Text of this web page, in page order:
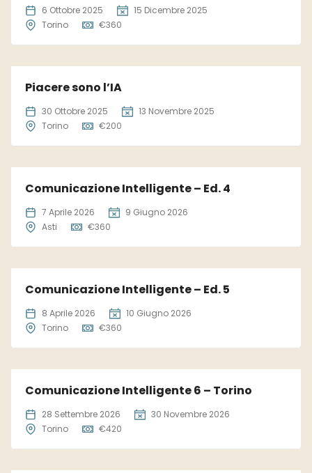
6 Ottobre 2025
15 Dicembre 2025
Torino
€360
Piacere sono l’IA
30 Ottobre 2025
13 Novembre 2025
Torino
€200
Comunicazione Intelligente – Ed. 4
7 Aprile 2026
9 Giugno 2026
Asti
€360
Comunicazione Intelligente – Ed. 5
8 Aprile 2026
10 Giugno 2026
Torino
€360
Comunicazione Intelligente 6 – Torino
28 Settembre 2026
30 Novembre 2026
Torino
€420